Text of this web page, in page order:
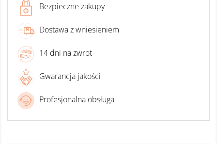
Bezpieczne zakupy
Dostawa z wniesieniem
14 dni na zwrot
Gwarancja jakości
Profesjonalna obsługa